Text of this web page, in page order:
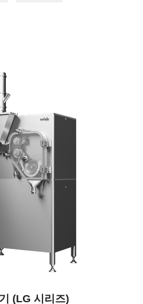
(LG 시리즈)